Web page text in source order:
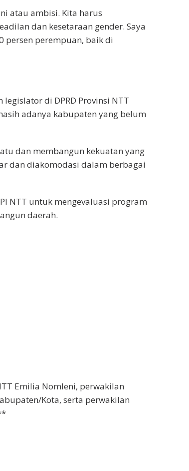
atau ambisi. Kita harus
dan kesetaraan gender. Saya
persen perempuan, baik di
di DPRD Provinsi NTT
adanya kabupaten yang belum
dan membangun kekuatan yang
dan diakomodasi dalam berbagai
NTT untuk mengevaluasi program
daerah.
Emilia Nomleni, perwakilan
Kota, serta perwakilan